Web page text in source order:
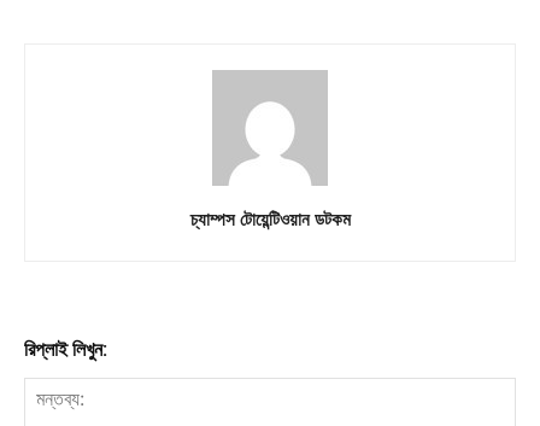
চ্যাম্পস টোয়েন্টিওয়ান ডটকম
রিপ্লাই লিখুন: